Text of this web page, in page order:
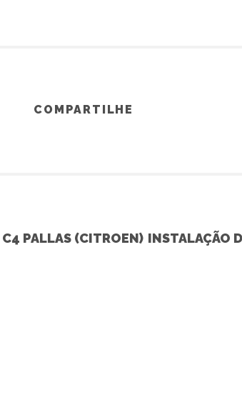
COMPARTILHE
PALLAS (CITROEN)